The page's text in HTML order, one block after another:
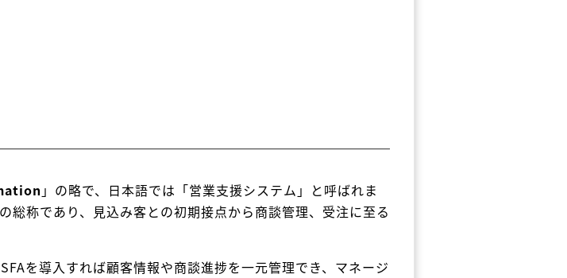
」の略で、日本語では「営業支援システム」と呼ばれま
総称であり、見込み客との初期接点から商談管理、受注に至る
を導入すれば顧客情報や商談進捗を一元管理でき、マネージ